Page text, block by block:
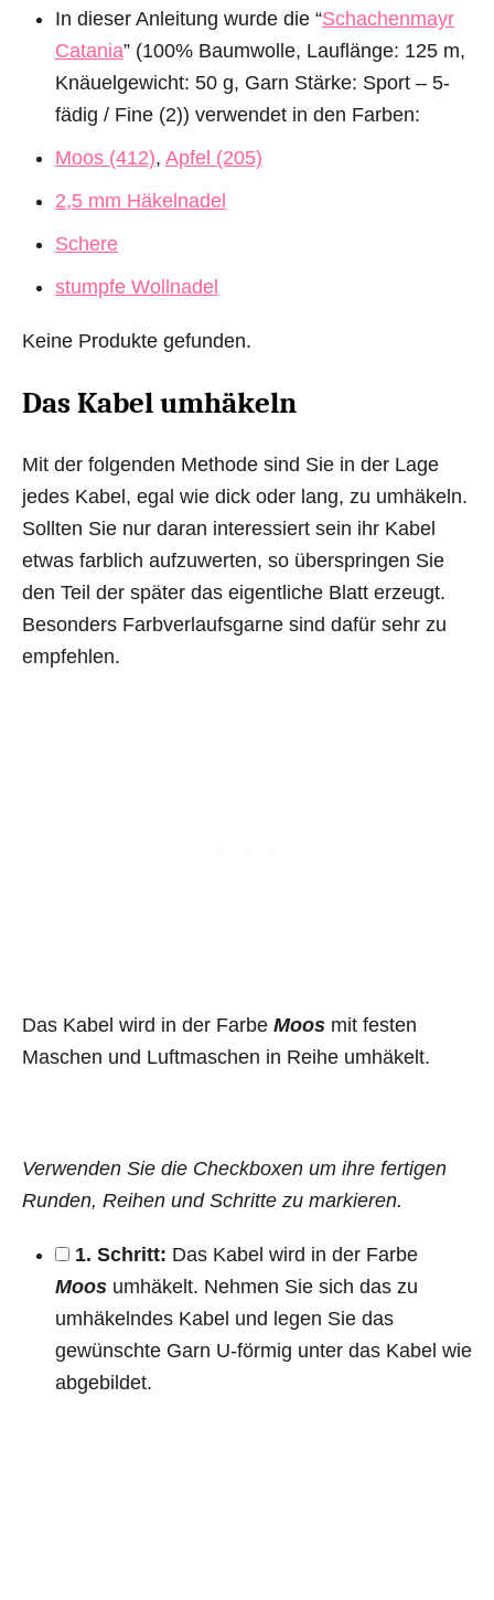
In dieser Anleitung wurde die “Schachenmayr
Catania” (100% Baumwolle, Lauflänge: 125 m,
Knäuelgewicht: 50 g, Garn Stärke: Sport – 5-
fädig / Fine (2)) verwendet in den Farben:
Moos (412), Apfel (205)
2,5 mm Häkelnadel
Schere
stumpfe Wollnadel
Keine Produkte gefunden.
Das Kabel umhäkeln
Mit der folgenden Methode sind Sie in der Lage
jedes Kabel, egal wie dick oder lang, zu umhäkeln.
Sollten Sie nur daran interessiert sein ihr Kabel
etwas farblich aufzuwerten, so überspringen Sie
den Teil der später das eigentliche Blatt erzeugt.
Besonders Farbverlaufsgarne sind dafür sehr zu
empfehlen.
Das Kabel wird in der Farbe Moos mit festen
Maschen und Luftmaschen in Reihe umhäkelt.
Verwenden Sie die Checkboxen um ihre fertigen
Runden, Reihen und Schritte zu markieren.
1. Schritt: Das Kabel wird in der Farbe
Moos umhäkelt. Nehmen Sie sich das zu
umhäkelndes Kabel und legen Sie das
gewünschte Garn U-förmig unter das Kabel wie
abgebildet.